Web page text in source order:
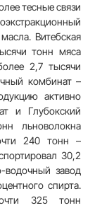
тесные связи
Витебская
тонн мяса
2,7 тысячи
комбинат –
активно
и Глубокский
льноволокна
240 тонн –
30,2
водочный завод
спирта.
325 тонн